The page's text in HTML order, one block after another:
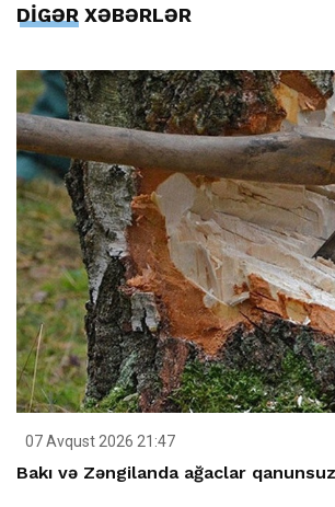
DİGƏR XƏBƏRLƏR
07 Avqust 2026 21:47
Bakı və Zəngilanda ağaclar